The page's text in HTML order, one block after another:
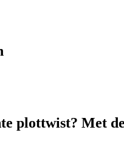
plottwist? Met